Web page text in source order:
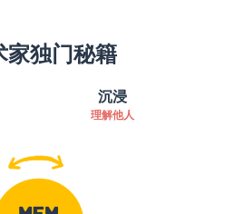
家独门秘籍
沉浸
理解他人